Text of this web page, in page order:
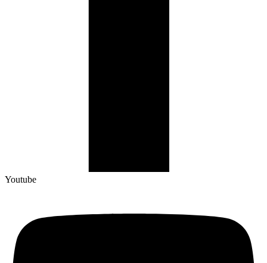
Youtube